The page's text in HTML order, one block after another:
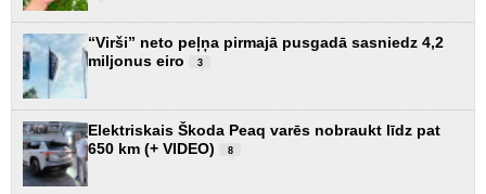
“Virši” neto peļņa pirmajā pusgadā sasniedz 4,2
miljonus eiro
3
Elektriskais Škoda Peaq varēs nobraukt līdz pat
650 km (+ VIDEO)
8